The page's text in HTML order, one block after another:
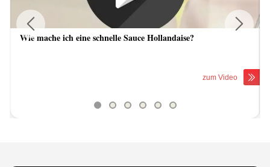
Wie mache ich eine schnelle Sauce Hollandaise?
zum Video
Previous